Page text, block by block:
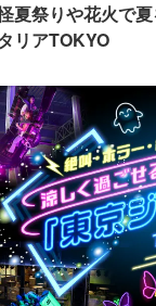
夏祭りや花火で
リアTOKYO